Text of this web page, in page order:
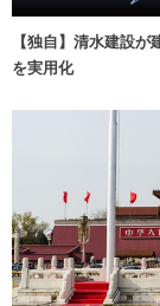
【独自】清水建設
を実用化